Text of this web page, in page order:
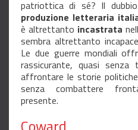
patriottica di sé? Il
produzione letteraria
è altrettanto incastrata
sembra altrettanto
Le due guerre mondiali
rassicurante, quasi
affrontare le storie
senza combattere
presente.